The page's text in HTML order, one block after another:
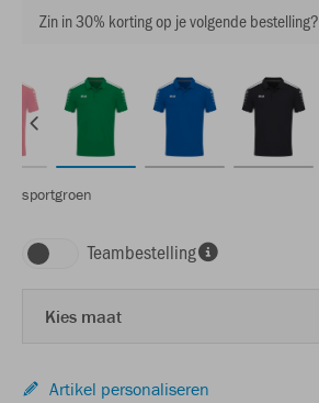
Zin in 30% korting op je volgende bestelling?
sportgroen
Teambestelling
Kies maat
Artikel personaliseren